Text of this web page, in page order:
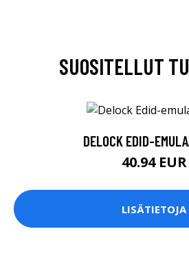
SUOSITELLUT
DELOCK EDID-
40.94 EUR
LISÄTIETOJA